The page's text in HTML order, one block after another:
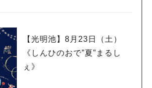
【光明池】8月23日（土）
《しんひのおで”夏”まるし
ぇ》